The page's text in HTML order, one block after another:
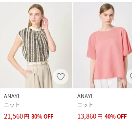
ANAYI
ニット
21,560円 30%OFF
ANAYI
ニット
13,860円 40%OFF